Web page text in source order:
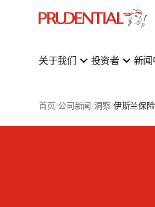
关于我们 投资者 新
首页 公司新闻 洞察